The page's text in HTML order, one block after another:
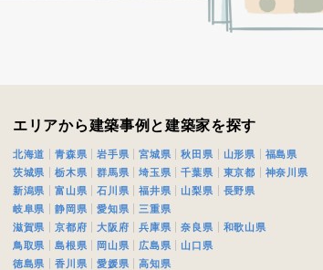
エリアから建築事例と建築家を探す
北海道 青森県 岩手県 宮城県 秋田県 山形県
福島県
茨城県
栃木県 群馬県 埼玉県 千葉県 東京都
神奈川県
新潟県
富山県 石川県 福井県 山梨県
長野県
岐阜県
静岡県 愛知県
三重県
滋賀県
京都府 大阪府 兵庫県 奈良県
和歌山県
鳥取県
島根県 岡山県 広島県
山口県
徳島県
香川県 愛媛県
高知県